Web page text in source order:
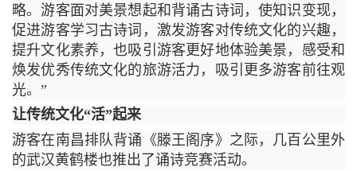
略。游客面对美景想起和背诵古诗词，使知识变现，
促进游客学习古诗词，激发游客对传统文化的兴趣，
提升文化素养，也吸引游客更好地体验美景，感受和
焕发优秀传统文化的旅游活力，吸引更多游客前往观
光。”
让传统文化“活”起来
游客在南昌排队背诵《滕王阁序》之际，几百公里外
的武汉黄鹤楼也推出了诵诗竞赛活动。